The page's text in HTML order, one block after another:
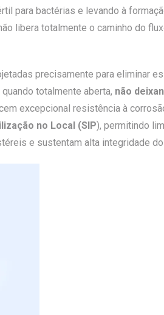
para bactérias e levando à
libera totalmente o caminho do
precisamente para eliminar
totalmente aberta, não
excepcional resistência à
no Local (SIP), permitindo
e sustentam alta integridade do